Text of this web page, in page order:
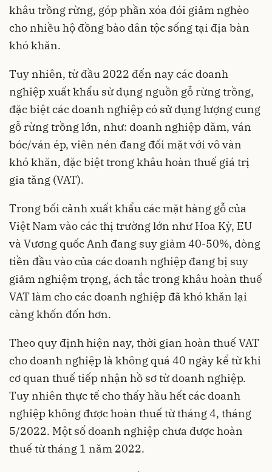
khâu trồng rừng, góp phần xóa đói giảm nghèo
cho nhiều hộ đồng bào dân tộc sống tại địa bàn
khó khăn.
Tuy nhiên, từ đầu 2022 đến nay các doanh
nghiệp xuất khẩu sử dụng nguồn gỗ rừng trồng,
đặc biệt các doanh nghiệp có sử dụng lượng cung
gỗ rừng trồng lớn, như: doanh nghiệp dăm, ván
bóc/ván ép, viên nén đang đối mặt với vô vàn
khó khăn, đặc biệt trong khâu hoàn thuế giá trị
gia tăng (VAT).
Trong bối cảnh xuất khẩu các mặt hàng gỗ của
Việt Nam vào các thị trường lớn như Hoa Kỳ, EU
và Vương quốc Anh đang suy giảm 40-50%, dòng
tiền đầu vào của các doanh nghiệp đang bị suy
giảm nghiệm trọng, ách tắc trong khâu hoàn thuế
VAT làm cho các doanh nghiệp đã khó khăn lại
càng khốn đốn hơn.
Theo quy định hiện nay, thời gian hoàn thuế VAT
cho doanh nghiệp là không quá 40 ngày kể từ khi
cơ quan thuế tiếp nhận hồ sơ từ doanh nghiệp.
Tuy nhiên thực tế cho thấy hầu hết các doanh
nghiệp không được hoàn thuế từ tháng 4, tháng
5/2022. Một số doanh nghiệp chưa được hoàn
thuế từ tháng 1 năm 2022.